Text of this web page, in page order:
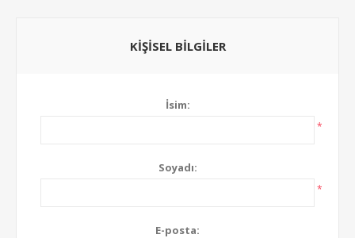
KIŞISEL BILGILER
İsim:
*
Soyadı:
*
E-posta: